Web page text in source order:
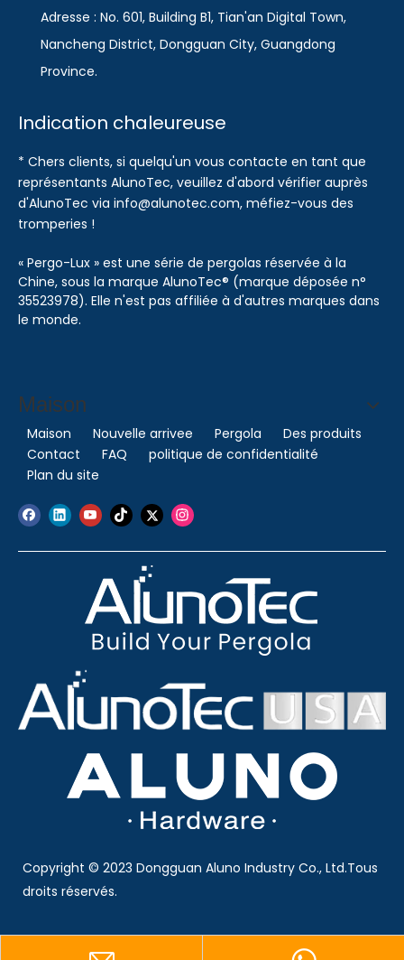
Adresse : No. 601, Building B1, Tian'an Digital Town,
Nancheng District, Dongguan City, Guangdong
Province.
Indication chaleureuse
* Chers clients, si quelqu'un vous contacte en tant que
représentants AlunoTec, veuillez d'abord vérifier auprès
d'AlunoTec via info@alunotec.com, méfiez-vous des
tromperies !
« Pergo-Lux » est une série de pergolas réservée à la
Chine, sous la marque AlunoTec® (marque déposée n°
35523978). Elle n'est pas affiliée à d'autres marques dans
le monde.
Maison
Maison Nouvelle arrivee Pergola
Des produits
Contact
FAQ
politique de confidentialité
Plan du site
Copyright © 2023 Dongguan Aluno Industry Co., Ltd.Tous
droits réservés.